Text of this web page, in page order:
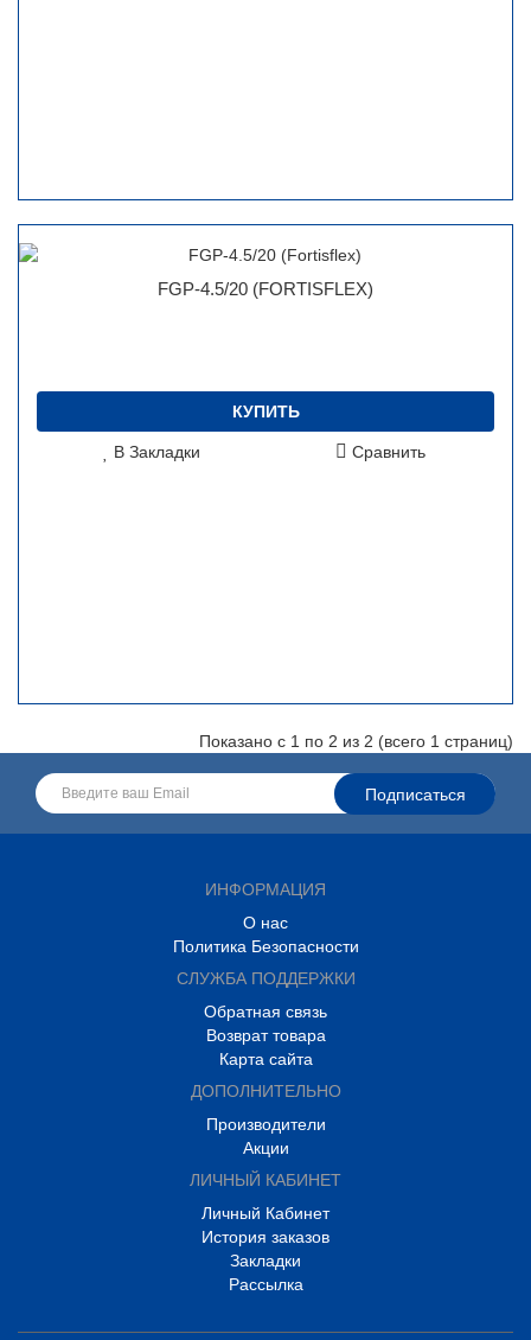
FGP-4.5/20 (FORTISFLEX)
КУПИТЬ
В Закладки Сравнить
Показано с 1 по 2 из 2 (всего 1 страниц)
ИНФОРМАЦИЯ
О нас
Политика Безопасности
СЛУЖБА ПОДДЕРЖКИ
Обратная связь
Возврат товара
Карта сайта
ДОПОЛНИТЕЛЬНО
Производители
Акции
ЛИЧНЫЙ КАБИНЕТ
Личный Кабинет
История заказов
Закладки
Рассылка